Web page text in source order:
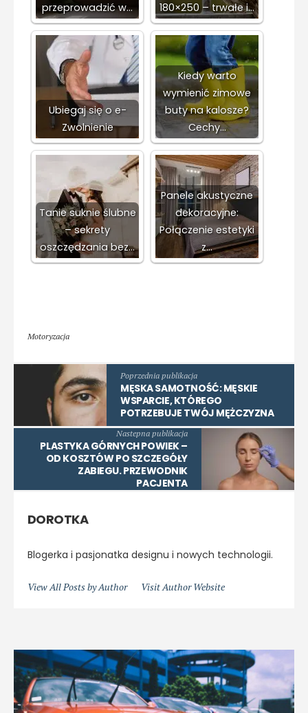
przeprowadzić w… 180×250 – trwałe i…
Ubiegaj się o e-
Zwolnienie
Kiedy warto
wymienić zimowe
buty na kalosze?
Cechy…
Tanie suknie ślubne
– sekrety
oszczędzania bez…
Panele akustyczne
dekoracyjne:
Połączenie estetyki
z…
Motoryzacja
Poprzednia publikacja
MĘSKA SAMOTNOŚĆ: MĘSKIE
WSPARCIE, KTÓREGO
POTRZEBUJE TWÓJ MĘŻCZYZNA
Nastepna publikacja
PLASTYKA GÓRNYCH POWIEK –
OD KOSZTÓW PO SZCZEGÓŁY
ZABIEGU. PRZEWODNIK
PACJENTA
DOROTKA
Blogerka i pasjonatka designu i nowych technologii.
View All Posts by Author Visit Author Website